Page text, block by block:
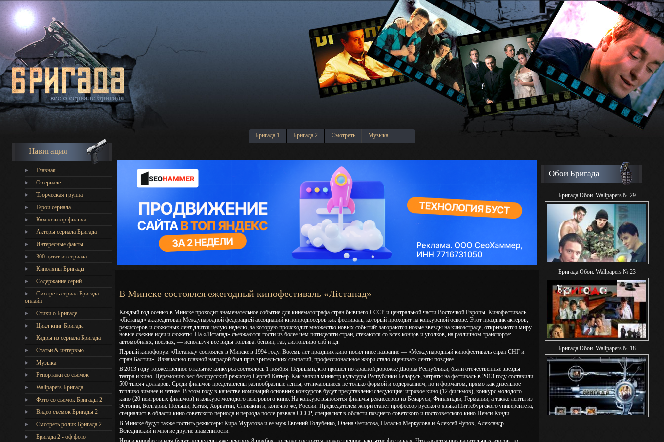
Бригада 1 Бригада 2 Смотреть Музыка
Навигация
Главная
О сериале
Творческая группа
Герои сериала
Композитор фильма
Актеры сериала Бригада
Интересные факты
300 цитат из сериала
Киноляпы Бригады
Содержание серий
Смотреть сериал Бригада
онлайн
Стихи о Бригаде
Цикл книг Бригада
Кадры из сериала Бригада
Статьи & интервью
Музыка
Репортажи со съёмок
Wallpapers Бригада
Фото со съемок Бригады 2
Видео съемок Бригады 2
Cмотреть ролик Бригада 2
Бригада 2 - оф фото
В Минске состоялся ежегодный кинофестиваль «Лiстапад»
Каждый год осенью в Минске проходит знаменательное событие для кинематографа стран бывшего СССР и центральной части Восточной Европы. Кинофестиваль
«Лiстапад» аккредитован Международной федерацией ассоциаций кинопродюсеров как фестиваль, который проходит на конкурсной основе. Этот праздник актеров,
режиссеров и сюжетных лент длится целую неделю, за которую происходит множество новых событий: загораются новые звезды на киноэстраде, открываются миру
новые свежие идеи и сюжеты. На «Лiстапад» съезжаются гости из более чем пятидесяти стран, стекаются со всех концов и уголков, на различном транспорте:
автомобилях, поездах, — используя все виды топлива: бензин, газ, дизтопливо спб и т.д.
Первый кинофорум «Лістапад» состоялся в Минске в 1994 году. Восемь лет праздник кино носил иное название — «Международный кинофестиваль стран СНГ и
стран Балтии». Изначально главной наградой был приз зрительских симпатий, профессиональное жюри стало оценивать ленты позднее.
В 2013 году торжественное открытие конкурса состоялось 1 ноября. Первыми, кто прошел по красной дорожке Дворца Республики, были отечественные звезды
театра и кино. Церемонию вел белорусский режиссер Сергей Катьер. Как заявил министр культуры Республики Беларусь, затраты на фестиваль в 2013 году составили
500 тысяч долларов. Среди фильмов представлены разнообразные ленты, отличающиеся не только формой и содержанием, но и форматом, прямо как дизельное
топливо зимнее и летнее. В этом году в качестве номинаций основных конкурсов будут представлены следующие: игровое кино (12 фильмов), конкурс молодого
кино (20 неигровых фильмов) и конкурс молодого неигрового кино. На конкурс выносятся фильмы режиссеров из Беларуси, Финляндии, Германии, а также ленты из
Эстонии, Болгарии. Польши, Китая, Хорватии, Словакии и, конечно же, России. Председателем жюри станет профессор русского языка Питтсбургского университета,
специалист в области кино советского периода и периода после развала СССР, специалист в области позднего советского и постсоветского кино Ненси Конди.
В Минске будут также гостить режиссеры Кира Муратова и ее муж Евгений Голубенко, Олена Фетисова, Наталья Меркулова и Алексей Чупов, Александр
Велединский и многие другие знаменитости.
Обои Бригада
Бригада Обои. Wallpapers № 29
Бригада Обои. Wallpapers № 23
Бригада Обои. Wallpapers № 18